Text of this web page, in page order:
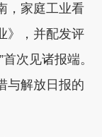
，家庭工业看
》，并配发评
次见诸报端。
与解放日报的